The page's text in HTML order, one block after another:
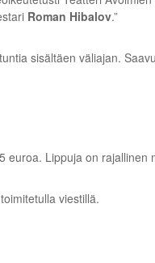
Roman Hibalov.”
sisältäen väliajan.
euroa. Lippuja on rajallinen
viestillä.